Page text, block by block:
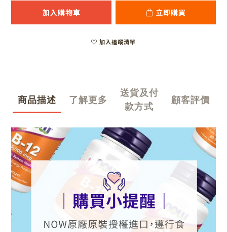
加入購物車 立即購買
加入追蹤清單
商品描述 了解更多
送貨及付
款方式
顧客評價